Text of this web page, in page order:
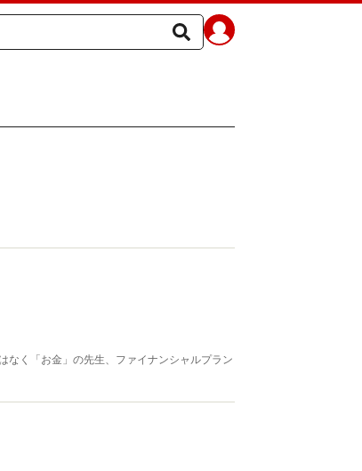
なく「お金」の先生、ファイナンシャルプラン